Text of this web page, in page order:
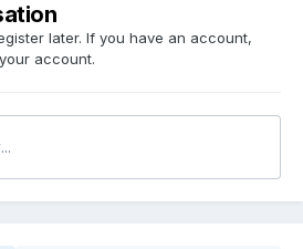
later. If you have an account,
account.